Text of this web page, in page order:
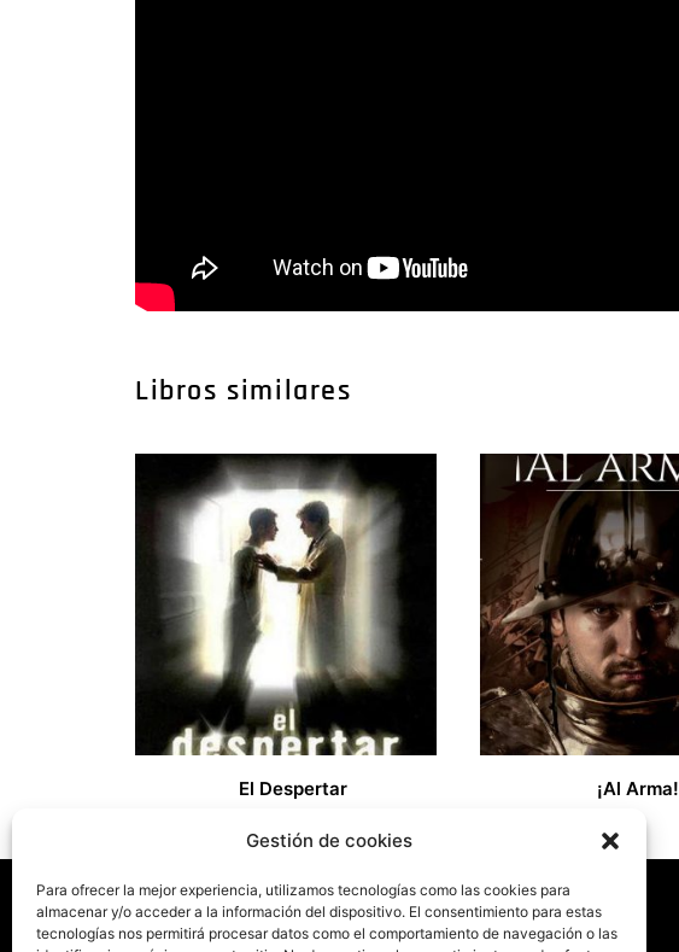
Gestión de cookies
Para ofrecer la mejor experiencia, utilizamos tecnologías como las cookies para
almacenar y/o acceder a la información del dispositivo. El consentimiento para estas
tecnologías nos permitirá procesar datos como el comportamiento de navegación o las
Libros similares
El Despertar ¡Al Arma!